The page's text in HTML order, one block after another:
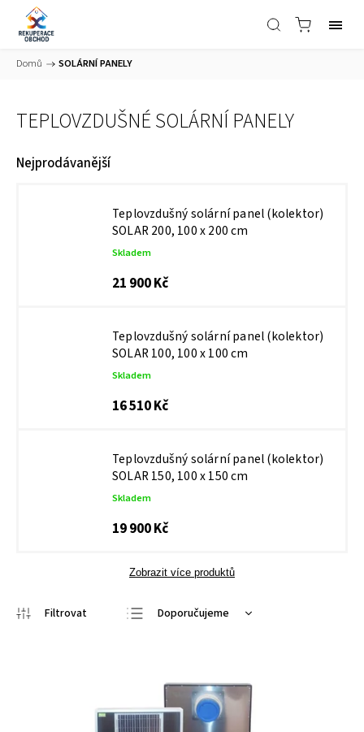
Domů / SOLÁRNÍ PANELY
TEPLOVZDUŠNÉ SOLÁRNÍ PANELY
Nejprodávanější
Teplovzdušný solární panel (kolektor)
SOLAR 200, 100 x 200 cm
Skladem
21 900 Kč
Teplovzdušný solární panel (kolektor)
SOLAR 100, 100 x 100 cm
Skladem
16 510 Kč
Teplovzdušný solární panel (kolektor)
SOLAR 150, 100 x 150 cm
Skladem
19 900 Kč
Zobrazit více produktů
Doporučujeme
Nejprodávanější
Abecedně